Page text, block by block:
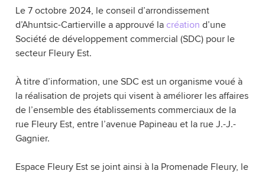
Le 7 octobre 2024, le conseil d’arrondissement
d’Ahuntsic-Cartierville a approuvé la création d’une
Société de développement commercial (SDC) pour le
secteur Fleury Est.
À titre d’information, une SDC est un organisme voué à
la réalisation de projets qui visent à améliorer les affaires
de l’ensemble des établissements commerciaux de la
rue Fleury Est, entre l’avenue Papineau et la rue J.-J.-
Gagnier.
Espace Fleury Est se joint ainsi à la Promenade Fleury, le